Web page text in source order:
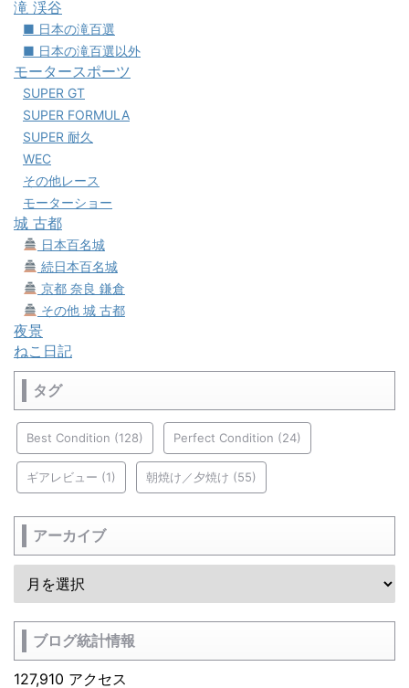
滝 渓谷
■ 日本の滝百選
■ 日本の滝百選以外
モータースポーツ
SUPER GT
SUPER FORMULA
SUPER 耐久
WEC
その他レース
モーターショー
城 古都
日本百名城
続日本百名城
京都 奈良 鎌倉
その他 城 古都
夜景
ねこ日記
タグ
Best Condition (128) Perfect Condition (24)
ギアレビュー (1) 朝焼け／夕焼け (55)
アーカイブ
ブログ統計情報
127,910 アクセス